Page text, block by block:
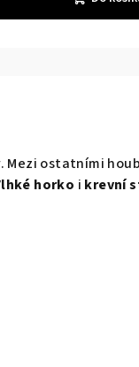
ostatními
horko i krevní